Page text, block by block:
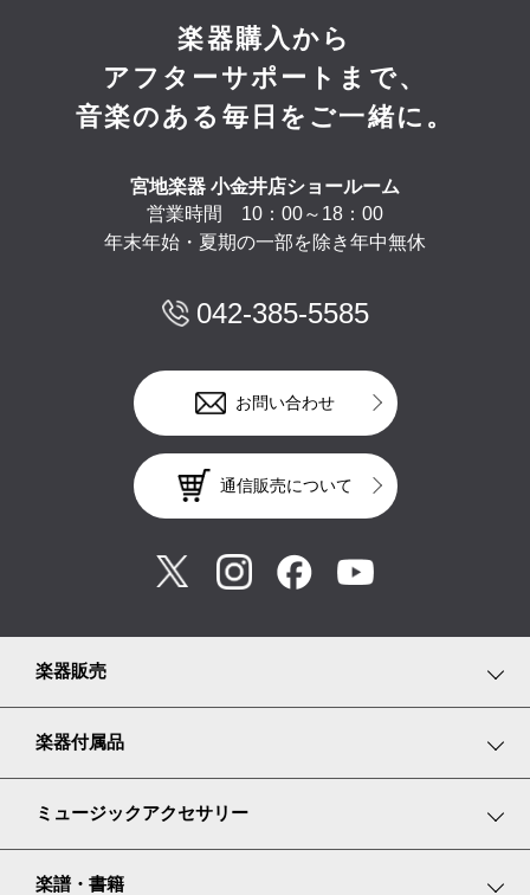
楽器購入から
アフターサポートまで、
音楽のある毎日をご一緒に。
宮地楽器 小金井店ショールーム
営業時間 10：00～18：00
年末年始・夏期の一部を除き年中無休
042-385-5585
お問い合わせ
通信販売について
楽器販売
鍵盤楽器
弦楽器
管楽器
楽器付属品
鍵盤楽器小物
弦楽器小物
ミュージックアクセサリー
リトミックスカーフ
楽譜・書籍